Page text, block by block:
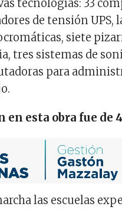
tecnologías: 33
de tensión UPS,
siete
tres sistemas de
para
esta obra fue de
las escuelas